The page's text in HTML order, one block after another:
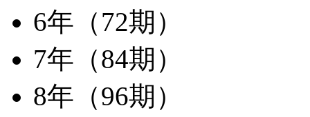
6年（72期）
7年（84期）
8年（96期）